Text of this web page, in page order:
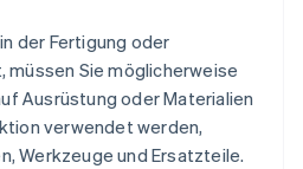
der Fertigung oder
Sie möglicherweise
Ausrüstung oder Materialien
verwendet werden,
Werkzeuge und Ersatzteile.